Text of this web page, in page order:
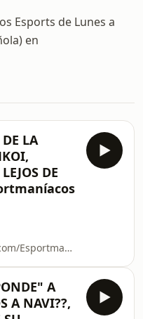
Esports de Lunes a
en
LA
DE
Esportmaniacos
@esportmaniacos
A
A NAVI??,